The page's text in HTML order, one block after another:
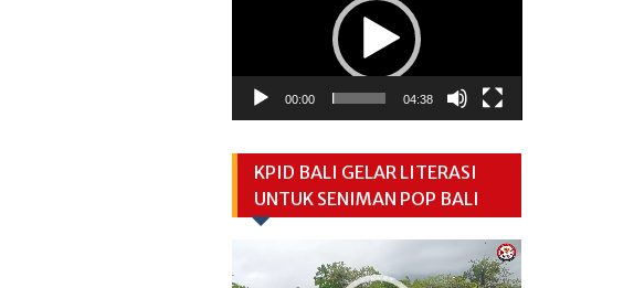
00:00 04:38
KPID BALI GELAR LITERASI
UNTUK SENIMAN POP BALI
Player